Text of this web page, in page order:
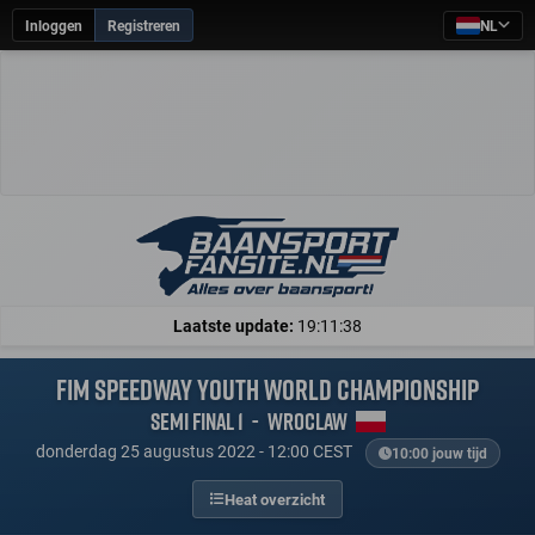
Inloggen Registreren NL
Laatste update: 19:11:38
FIM Speedway Youth World Championship
Semi Final 1 - Wroclaw
donderdag 25 augustus 2022 - 12:00 CEST 10:00 jouw tijd
Heat overzicht